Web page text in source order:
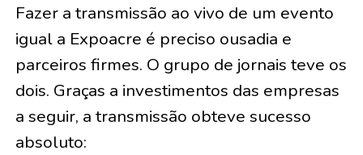
Fazer a transmissão ao vivo de um evento
igual a Expoacre é preciso ousadia e
parceiros firmes. O grupo de jornais teve os
dois. Graças a investimentos das empresas
a seguir, a transmissão obteve sucesso
absoluto: